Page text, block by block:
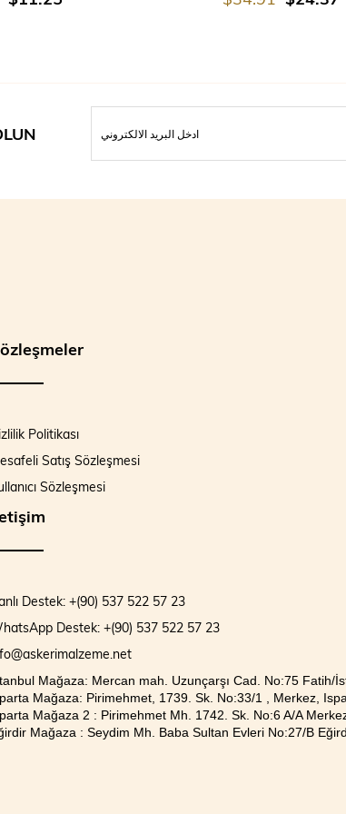
Politikası
Satış Sözleşmesi
Sözleşmesi
Destek: +(90) 537 522 57 23
Destek: +(90) 537 522 57 23
Mağaza: Mercan mah. Uzunçarşı Cad. No:75 Fatih/
Mağaza: Pirimehmet, 1739. Sk. No:33/1 , Merkez,
Mağaza 2 : Pirimehmet Mh. 1742. Sk. No:6 A/A
Mağaza : Seydim Mh. Baba Sultan Evleri No:27/B